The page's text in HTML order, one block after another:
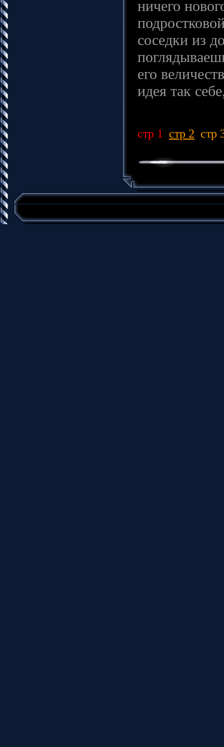
ничего
соседки из
его
идея так
стр 1 стр 2 стр